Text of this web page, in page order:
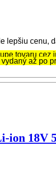
lepšiu cenu,
tovaru
až po
18V